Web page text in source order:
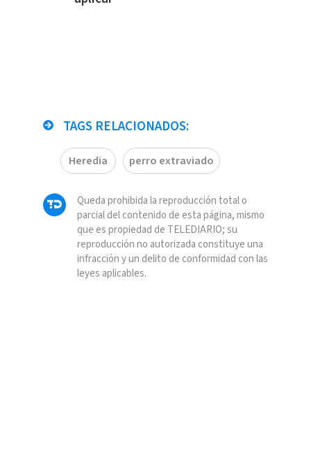
TAGS RELACIONADOS:
Heredia perro extraviado
Queda prohibida la reproducción total o
parcial del contenido de esta página, mismo
que es propiedad de TELEDIARIO; su
reproducción no autorizada constituye una
infracción y un delito de conformidad con las
leyes aplicables.